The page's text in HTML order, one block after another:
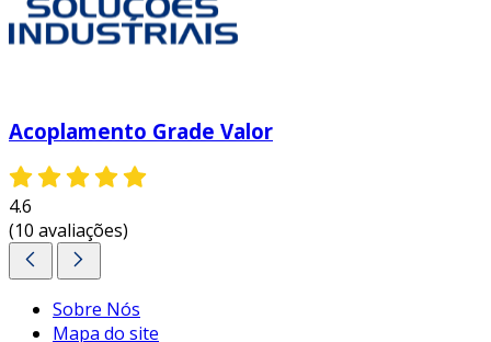
Acoplamento Grade Valor
4.6
(10 avaliações)
Sobre Nós
Mapa do site